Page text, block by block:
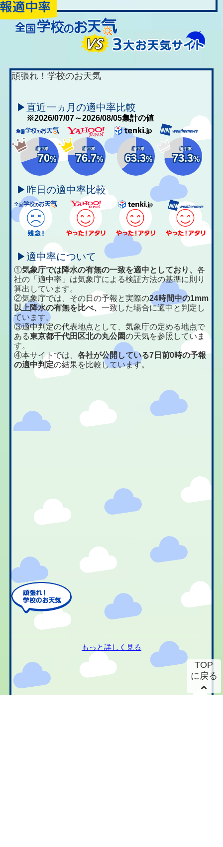
頑張れ！学校のお天気
▶直近一ヵ月の適中率比較
※2026/07/07～2026/08/05集計の値
適中率
70%
適中率
76.7%
適中率
63.3%
適中率
73.3%
▶昨日の適中率比較
▶適中率について
①気象庁では降水の有無の一致を適中としており、各
社の「適中率」は気象庁による検証方法の基準に則り
算出しています。
②気象庁では、その日の予報と実際の24時間中の1mm
以上降水の有無を比べ、一致した場合に適中と判定し
ています。
③適中判定の代表地点として、気象庁の定める地点で
ある東京都千代田区北の丸公園の天気を参照していま
す。
④本サイトでは、各社が公開している7日前0時の予報
の適中判定の結果を比較しています。
もっと詳しく見る
TOP
に戻る